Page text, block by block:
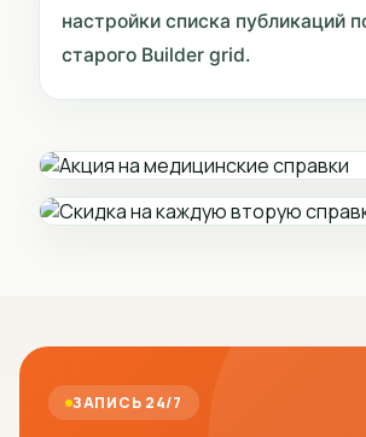
настройки списка публикаций
старого Builder grid.
ЗАПИСЬ 24/7